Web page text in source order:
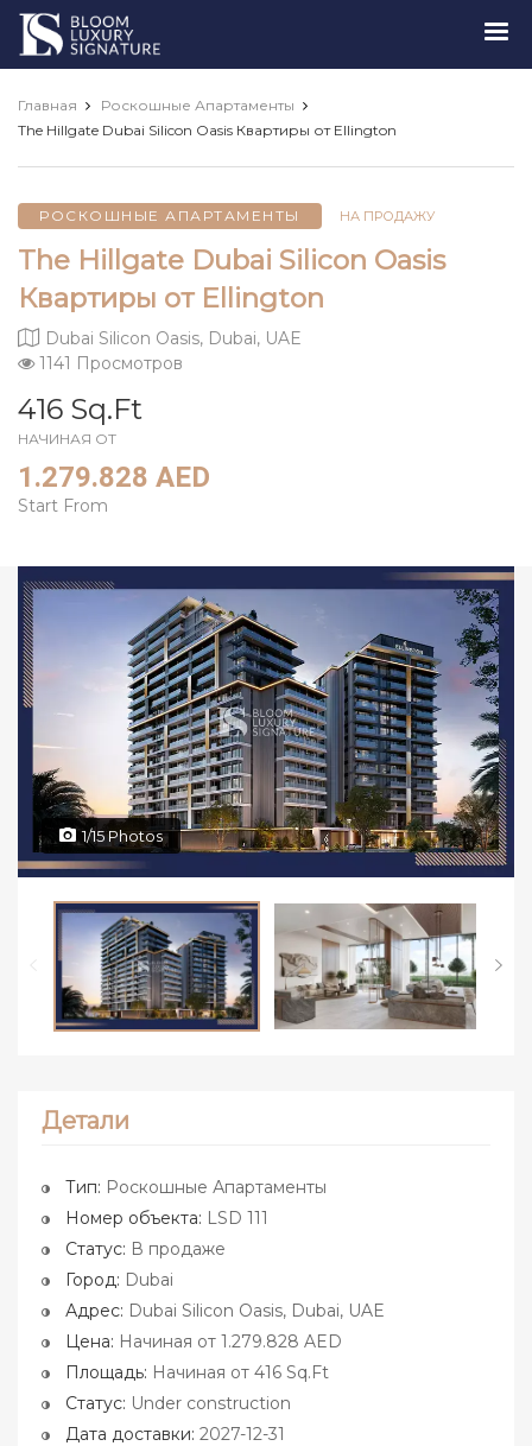
Luxury
Signature
Главная
Роскошные Апартаменты
The Hillgate Dubai Silicon Oasis Квартиры от Ellington
РОСКОШНЫЕ АПАРТАМЕНТЫ НА ПРОДАЖУ
The Hillgate Dubai Silicon Oasis
Квартиры от Ellington
Dubai Silicon Oasis, Dubai, UAE
1141 Просмотров
416 Sq.Ft
НАЧИНАЯ ОТ
1.279.828 AED
Start From
1/15 Photos
Детали
Тип: Роскошные Апартаменты
Номер объекта: LSD 111
Статус: В продаже
Город: Dubai
Адрес: Dubai Silicon Oasis, Dubai, UAE
Цена: Начиная от 1.279.828 AED
Площадь: Начиная от 416 Sq.Ft
Статус: Under construction
Дата доставки: 2027-12-31